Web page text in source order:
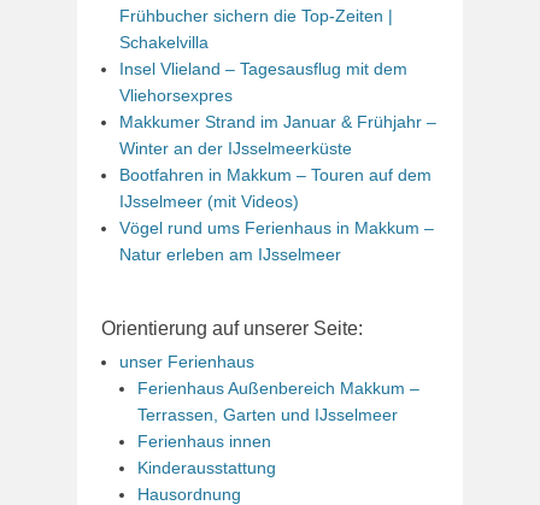
Frühbucher sichern die Top-Zeiten |
Schakelvilla
Insel Vlieland – Tagesausflug mit dem
Vliehorsexpres
Makkumer Strand im Januar & Frühjahr –
Winter an der IJsselmeerküste
Bootfahren in Makkum – Touren auf dem
IJsselmeer (mit Videos)
Vögel rund ums Ferienhaus in Makkum –
Natur erleben am IJsselmeer
Orientierung auf unserer Seite:
unser Ferienhaus
Ferienhaus Außenbereich Makkum –
Terrassen, Garten und IJsselmeer
Ferienhaus innen
Kinderausstattung
Hausordnung